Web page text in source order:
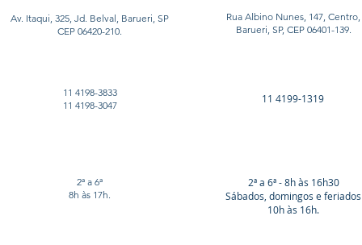
Av. Itaqui, 325, Jd. Belval, Barueri, SP
CEP 06420-210.
11 4198-3833
11 4198-3047
2ª a 6ª
8h às 17h.
Rua Albino Nunes, 147, Centro,
Barueri, SP, CEP 06401-139.
11 4199-1319
2ª a 6ª - 8h às 16h30
Sábados, domingos e feriados
10h às 16h.